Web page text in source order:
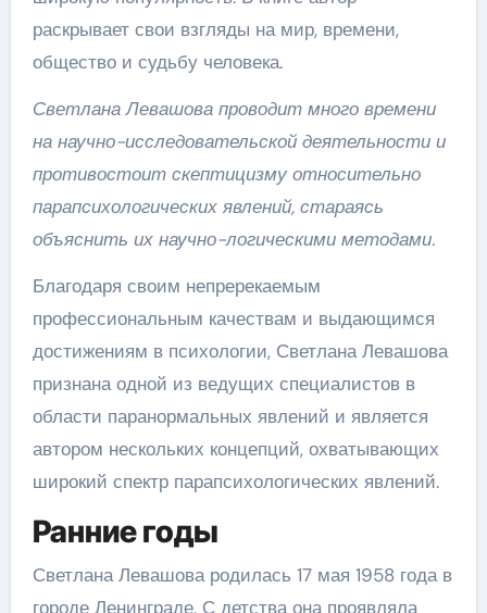
раскрывает свои взгляды на мир, времени,
общество и судьбу человека.
Светлана Левашова проводит много времени
на научно-исследовательской деятельности и
противостоит скептицизму относительно
парапсихологических явлений, стараясь
объяснить их научно-логическими методами.
Благодаря своим непререкаемым
профессиональным качествам и выдающимся
достижениям в психологии, Светлана Левашова
признана одной из ведущих специалистов в
области паранормальных явлений и является
автором нескольких концепций, охватывающих
широкий спектр парапсихологических явлений.
Ранние годы
Светлана Левашова родилась 17 мая 1958 года в
городе Ленинграде. С детства она проявляла